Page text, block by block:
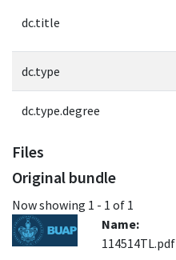
dc.title
dc.type
dc.type.degree
Files
Original bundle
Now showing 1 - 1 of 1
Name:
114514TL.pdf